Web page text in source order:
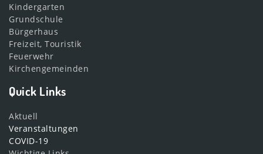
Kindergarten
Grundschule
Bürgerhaus
Freizeit, Touristik
Feuerwehr
Kirchengemeinden
Quick Links
Aktuell
Veranstaltungen
COVID-19